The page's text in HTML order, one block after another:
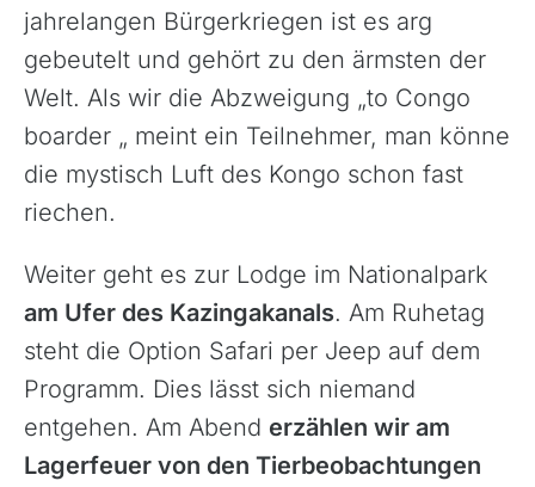
jahrelangen Bürgerkriegen ist es arg
gebeutelt und gehört zu den ärmsten der
Welt. Als wir die Abzweigung „to Congo
boarder „ meint ein Teilnehmer, man könne
die mystisch Luft des Kongo schon fast
riechen.
Weiter geht es zur Lodge im Nationalpark
am Ufer des Kazingakanals. Am Ruhetag
steht die Option Safari per Jeep auf dem
Programm. Dies lässt sich niemand
entgehen. Am Abend erzählen wir am
Lagerfeuer von den Tierbeobachtungen
Marokko
Mauritius
Namibia
Ruanda
Südafrika
Tansania, Kilimanjaro
Uganda